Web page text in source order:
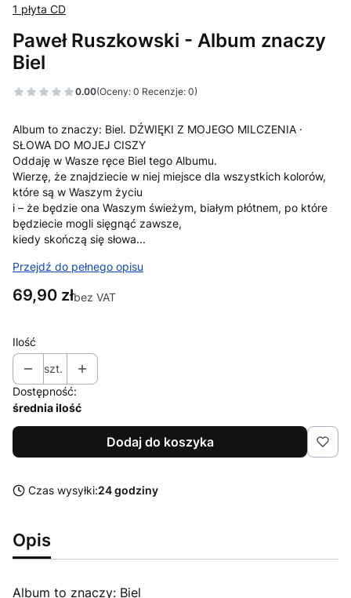
1 płyta CD
Paweł Ruszkowski - Album znaczy
Biel
0.00(Oceny: 0 Recenzje: 0)
Album to znaczy: Biel. DŹWIĘKI Z MOJEGO MILCZENIA ·
SŁOWA DO MOJEJ CISZY
Oddaję w Wasze ręce Biel tego Albumu.
Wierzę, że znajdziecie w niej miejsce dla wszystkich kolorów,
które są w Waszym życiu
i – że będzie ona Waszym świeżym, białym płótnem, po które
będziecie mogli sięgnąć zawsze,
kiedy skończą się słowa...
Przejdź do pełnego opisu
Cena
69,90 złbez VAT
Ilość
szt.
Dostępność:
średnia ilość
Dodaj do koszyka
Czas wysyłki:24 godziny
Opis
Album to znaczy: Biel